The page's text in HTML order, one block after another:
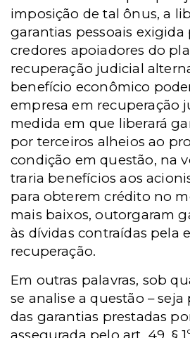
imposição de tal ônus, a
garantias pessoais exigida
credores apoiadores do
recuperação judicial
benefício econômico
empresa em recuperação
medida em que liberará
por terceiros alheios ao
condição em questão, na
traria benefícios aos
para obterem crédito no
mais baixos, outorgaram
às dívidas contraídas pela
recuperação.
Em outras palavras, sob
se analise a questão –
das garantias prestadas
assegurada pelo art. 49, §